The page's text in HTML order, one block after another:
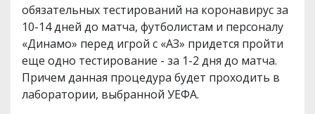
обязательных тестирований на коронавирус за
10-14 дней до матча, футболистам и персоналу
«Динамо» перед игрой с «АЗ» придется пройти
еще одно тестирование - за 1-2 дня до матча.
Причем данная процедура будет проходить в
лаборатории, выбранной УЕФА.